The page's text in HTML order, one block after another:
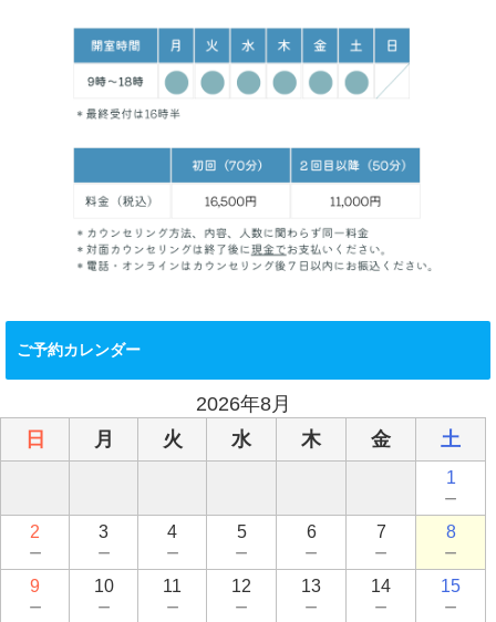
ご予約カレンダー
2026年8月
日
月 火 水 木 金 土
1
－
2
－
3
－
4
－
5
－
6
－
7
－
8
－
9
－
10
－
11
－
12
－
13
－
14
－
15
－